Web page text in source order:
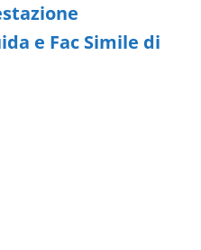
e Fac Simile di